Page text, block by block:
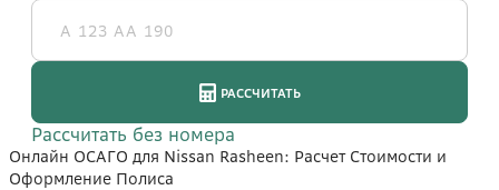
Онлайн ОСАГО для Nissan Rasheen: Расчет Стоимости и
Оформление Полиса